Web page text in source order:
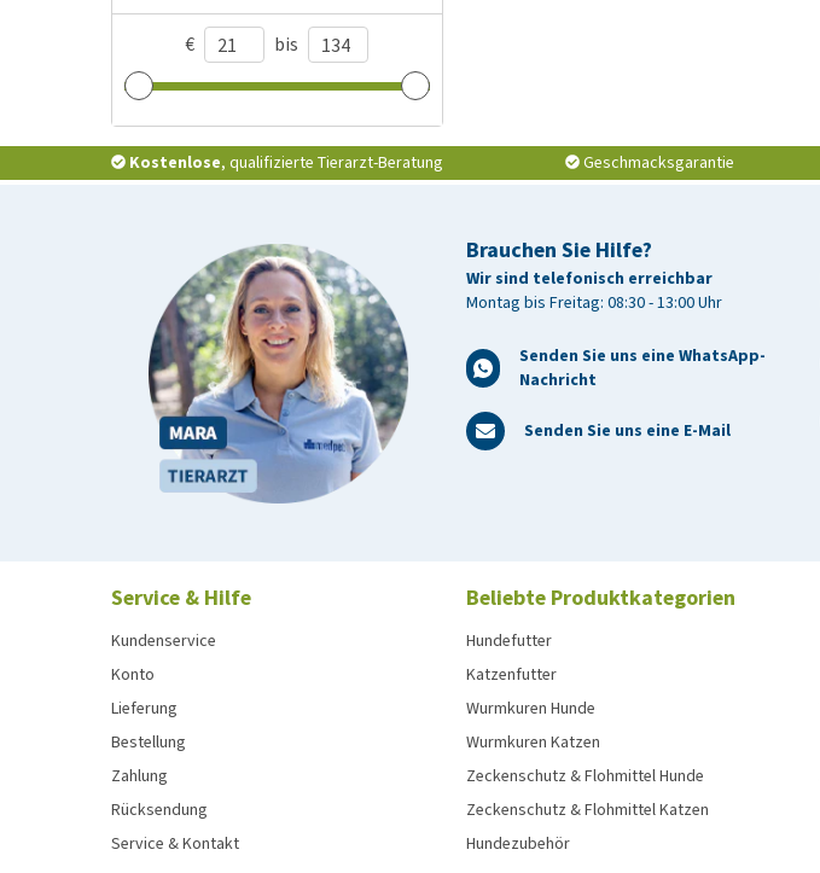
€ bis
Kostenlose, qualifizierte Tierarzt-Beratung Geschmacksgarantie
Brauchen Sie Hilfe?
Wir sind telefonisch erreichbar
Montag bis Freitag: 08:30 - 13:00 Uhr
Senden Sie uns eine WhatsApp-
Nachricht
Senden Sie uns eine E-Mail
Service & Hilfe
Kundenservice
Konto
Lieferung
Bestellung
Zahlung
Rücksendung
Service & Kontakt
Beliebte Produktkategorien
Hundefutter
Katzenfutter
Wurmkuren Hunde
Wurmkuren Katzen
Zeckenschutz & Flohmittel Hunde
Zeckenschutz & Flohmittel Katzen
Hundezubehör